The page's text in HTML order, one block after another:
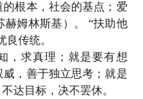
根本，社会的基点；爱
赫姆林斯基）。 “扶助他
良传统。
，求真理；就是要有想
，善于独立思考；就是
达目标，决不罢休。